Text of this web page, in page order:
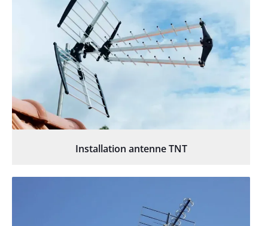
Installation antenne TNT